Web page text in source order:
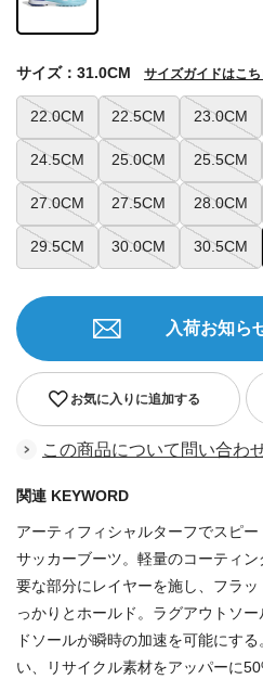
22.0CM 22.5CM 23.0CM
24.5CM 25.0CM 25.5CM
27.0CM 27.5CM 28.0CM
29.5CM 30.0CM 30.5CM
サイズ：31.0CM サイズガイドはこち
お気に入りに追加する
入荷お知ら
この商品について問い合わ
関連 KEYWORD
アーティフィシャルターフでスピ
サッカーブーツ。軽量のコーティ
要な部分にレイヤーを施し、フラ
っかりとホールド。ラグアウトソ
ドソールが瞬時の加速を可能にす
い、リサイクル素材をアッパーに